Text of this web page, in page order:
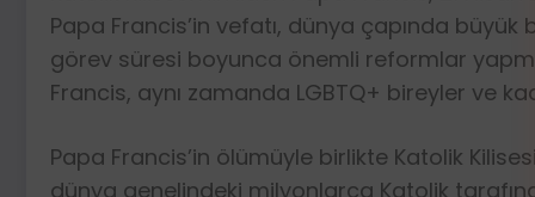
Papa Francis’in vefatı, dünya çapında büyük
görev süresi boyunca önemli reformlar
Francis, aynı zamanda LGBTQ+ bireyler ve
Papa Francis’in ölümüyle birlikte Katolik
dünya genelindeki milyonlarca Katolik